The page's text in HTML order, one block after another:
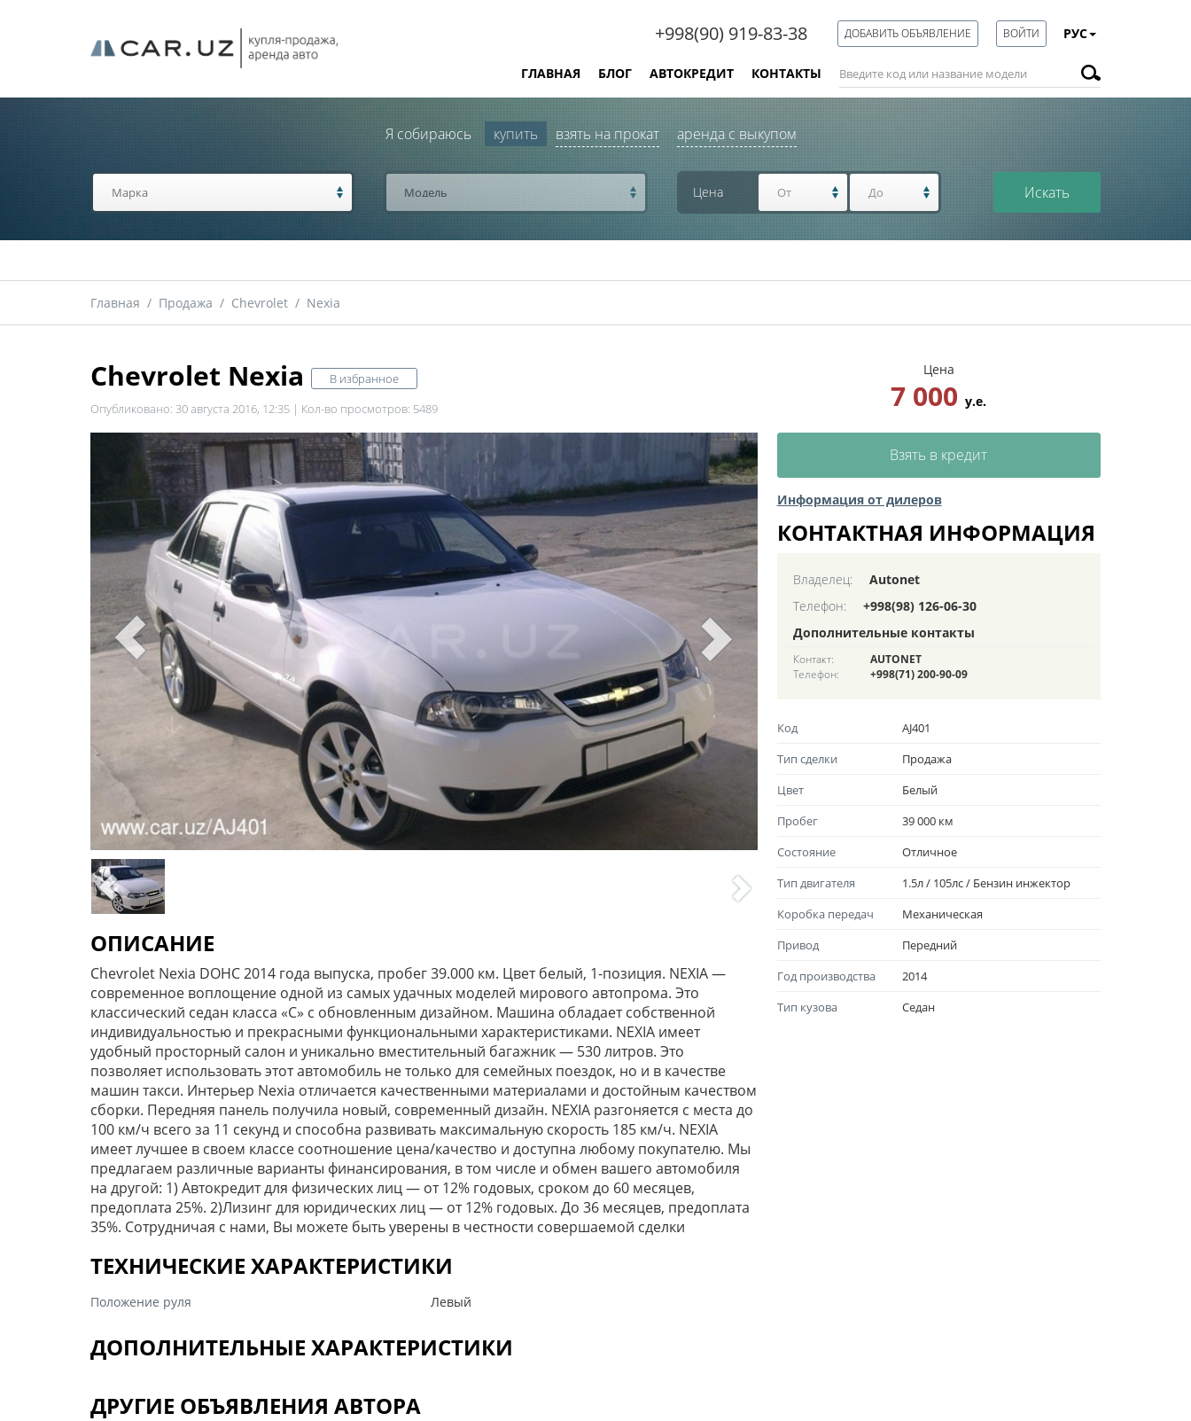
+998(90) 919-83-38 ДОБАВИТЬ ОБЪЯВЛЕНИЕ ВОЙТИ РУС
ГЛАВНАЯ БЛОГ АВТОКРЕДИТ КОНТАКТЫ
Я собираюсь купить взять на прокат аренда с выкупом
Модель Цена Искать
Главная / Продажа / Chevrolet / Nexia
Chevrolet Nexia
В избранное
Опубликовано: 30 августа 2016, 12:35 | Кол-во просмотров: 5489
Цена
7 000у.е.
ОПИСАНИЕ
Chevrolet Nexia DOHC 2014 года выпуска, пробег 39.000 км. Цвет белый, 1-позиция. NEXIA —
современное воплощение одной из самых удачных моделей мирового автопрома. Это
классический седан класса «С» с обновленным дизайном. Машина обладает собственной
индивидуальностью и прекрасными функциональными характеристиками. NEXIA имеет
удобный просторный салон и уникально вместительный багажник — 530 литров. Это
позволяет использовать этот автомобиль не только для семейных поездок, но и в качестве
машин такси. Интерьер Nexia отличается качественными материалами и достойным качеством
сборки. Передняя панель получила новый, современный дизайн. NEXIA разгоняется с места до
100 км/ч всего за 11 секунд и способна развивать максимальную скорость 185 км/ч. NEXIA
имеет лучшее в своем классе соотношение цена/качество и доступна любому покупателю. Мы
предлагаем различные варианты финансирования, в том числе и обмен вашего автомобиля
на другой: 1) Автокредит для физических лиц — от 12% годовых, сроком до 60 месяцев,
предоплата 25%. 2)Лизинг для юридических лиц — от 12% годовых. До 36 месяцев, предоплата
35%. Сотрудничая с нами, Вы можете быть уверены в честности совершаемой сделки
ТЕХНИЧЕСКИЕ ХАРАКТЕРИСТИКИ
Положение руля Левый
ДОПОЛНИТЕЛЬНЫЕ ХАРАКТЕРИСТИКИ
Взять в кредит
Информация от дилеров
КОНТАКТНАЯ ИНФОРМАЦИЯ
Владелец:
Autonet
Телефон:
+998(98) 126-06-30
Дополнительные контакты
Контакт:
AUTONET
Телефон:
+998(71) 200-90-09
Код
AJ401
Тип сделки
Продажа
Цвет
Белый
Пробег
39 000 км
Состояние
Отличноe
Тип двигателя
1.5л / 105лс / Бензин инжектор
Коробка передач
Механическая
Привод
Передний
Год производства
2014
Тип кузова
Седан
ДРУГИЕ ОБЪЯВЛЕНИЯ АВТОРА